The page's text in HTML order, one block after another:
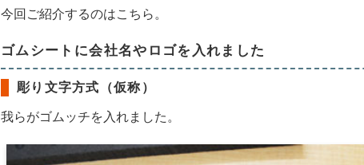
今回ご紹介するのはこちら。
ゴムシートに会社名やロゴを入れました
彫り文字方式（仮称）
我らがゴムッチを入れました。